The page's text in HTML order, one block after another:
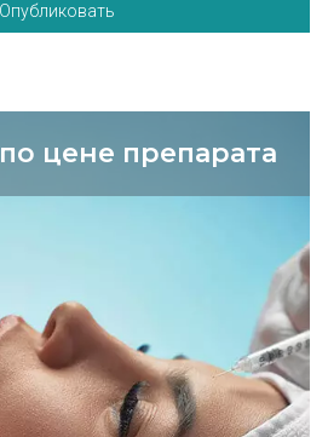
Опубликовать
цене препарата